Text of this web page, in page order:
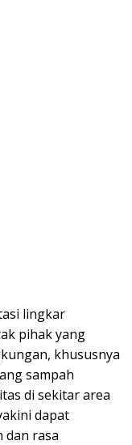
lingkar
pihak yang
khususnya
sampah
di sekitar area
dapat
dan rasa